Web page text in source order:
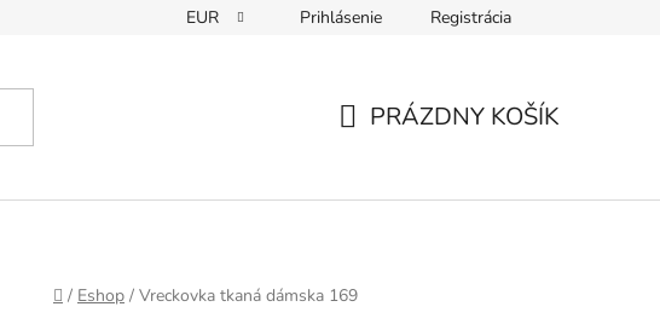
EUR Prihlásenie Registrácia
KOŠÍK
PRÁZDNY KOŠÍK
Domov
/ Eshop / Vreckovka tkaná dámska 169